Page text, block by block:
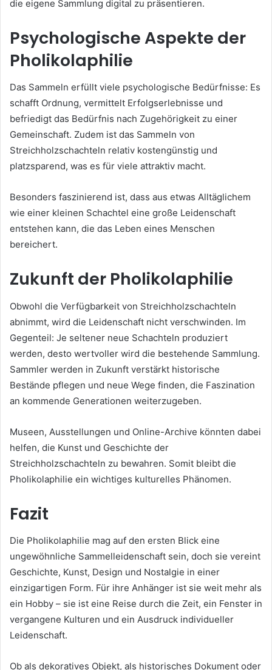
die eigene Sammlung digital zu präsentieren.
Psychologische Aspekte der
Pholikolaphilie
Das Sammeln erfüllt viele psychologische Bedürfnisse: Es
schafft Ordnung, vermittelt Erfolgserlebnisse und
befriedigt das Bedürfnis nach Zugehörigkeit zu einer
Gemeinschaft. Zudem ist das Sammeln von
Streichholzschachteln relativ kostengünstig und
platzsparend, was es für viele attraktiv macht.
Besonders faszinierend ist, dass aus etwas Alltäglichem
wie einer kleinen Schachtel eine große Leidenschaft
entstehen kann, die das Leben eines Menschen
bereichert.
Zukunft der Pholikolaphilie
Obwohl die Verfügbarkeit von Streichholzschachteln
abnimmt, wird die Leidenschaft nicht verschwinden. Im
Gegenteil: Je seltener neue Schachteln produziert
werden, desto wertvoller wird die bestehende Sammlung.
Sammler werden in Zukunft verstärkt historische
Bestände pflegen und neue Wege finden, die Faszination
an kommende Generationen weiterzugeben.
Museen, Ausstellungen und Online-Archive könnten dabei
helfen, die Kunst und Geschichte der
Streichholzschachteln zu bewahren. Somit bleibt die
Pholikolaphilie ein wichtiges kulturelles Phänomen.
Fazit
Die Pholikolaphilie mag auf den ersten Blick eine
ungewöhnliche Sammelleidenschaft sein, doch sie vereint
Geschichte, Kunst, Design und Nostalgie in einer
einzigartigen Form. Für ihre Anhänger ist sie weit mehr als
ein Hobby – sie ist eine Reise durch die Zeit, ein Fenster in
vergangene Kulturen und ein Ausdruck individueller
Leidenschaft.
Ob als dekoratives Objekt, als historisches Dokument oder